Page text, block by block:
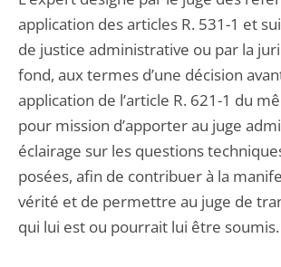
application des articles R. 531-1 et
de justice administrative ou par la
fond, aux termes d’une décision
application de l’article R. 621-1 du
pour mission d’apporter au juge
éclairage sur les questions
posées, afin de contribuer à la
vérité et de permettre au juge de
qui lui est ou pourrait lui être soumis.